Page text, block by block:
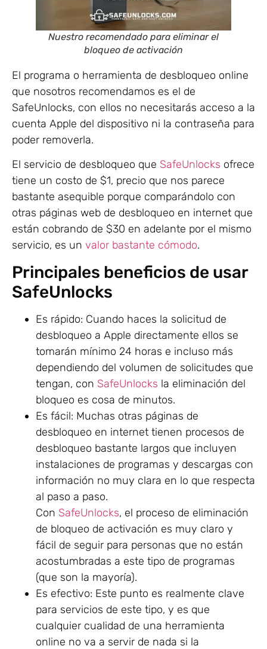
Nuestro recomendado para eliminar el
bloqueo de activación
El programa o herramienta de desbloqueo online
que nosotros recomendamos es el de
SafeUnlocks, con ellos no necesitarás acceso a la
cuenta Apple del dispositivo ni la contraseña para
poder removerla.
El servicio de desbloqueo que SafeUnlocks ofrece
tiene un costo de $1, precio que nos parece
bastante asequible porque comparándolo con
otras páginas web de desbloqueo en internet que
están cobrando de $30 en adelante por el mismo
servicio, es un valor bastante cómodo.
Principales beneficios de usar
SafeUnlocks
Es rápido: Cuando haces la solicitud de
desbloqueo a Apple directamente ellos se
tomarán mínimo 24 horas e incluso más
dependiendo del volumen de solicitudes que
tengan, con SafeUnlocks la eliminación del
bloqueo es cosa de minutos.
Es fácil: Muchas otras páginas de
desbloqueo en internet tienen procesos de
desbloqueo bastante largos que incluyen
instalaciones de programas y descargas con
información no muy clara en lo que respecta
al paso a paso.
Con SafeUnlocks, el proceso de eliminación
de bloqueo de activación es muy claro y
fácil de seguir para personas que no están
acostumbradas a este tipo de programas
(que son la mayoría).
Es efectivo: Este punto es realmente clave
para servicios de este tipo, y es que
cualquier cualidad de una herramienta
online no va a servir de nada si la